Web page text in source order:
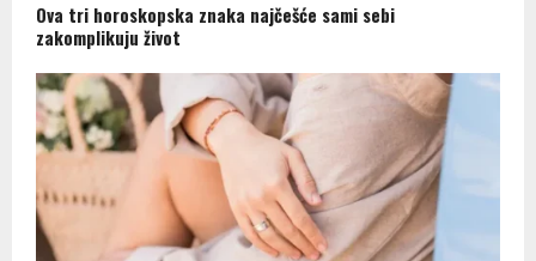
Ova tri horoskopska znaka najčešće sami sebi
zakomplikuju život